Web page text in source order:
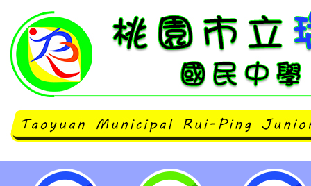
有關銓敘部檢送考試院民國112年